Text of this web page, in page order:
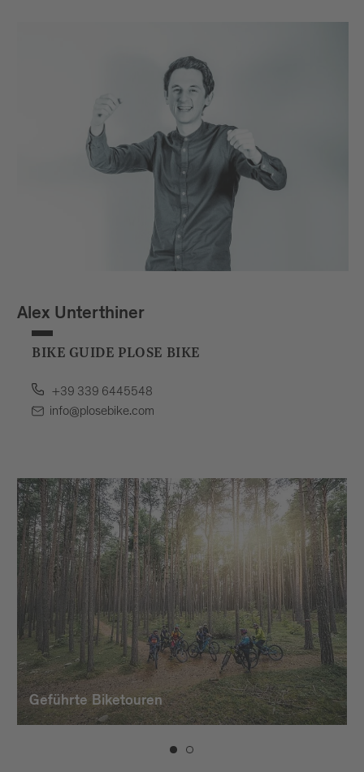
Alex Unterthiner
BIKE GUIDE PLOSE BIKE
+39 339 6445548
info@plosebike.com
Geführte Biketouren